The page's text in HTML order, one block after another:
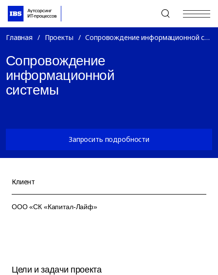
+7 (495) 967-80-80
Главная / Проекты / Сопровождение информационной системы
Сопровождение
информационной
системы
Запросить подробности
Клиент
ООО «СК «Капитал-Лайф»
Цели и задачи проекта